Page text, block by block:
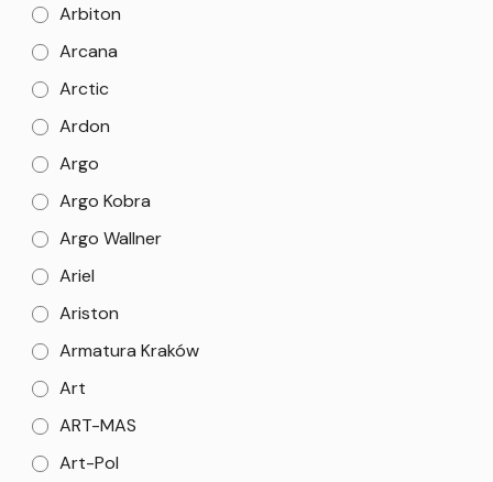
Arbiton
Arcana
Arctic
Ardon
Argo
Argo Kobra
Argo Wallner
Ariel
Ariston
Armatura Kraków
Art
ART-MAS
Art-Pol